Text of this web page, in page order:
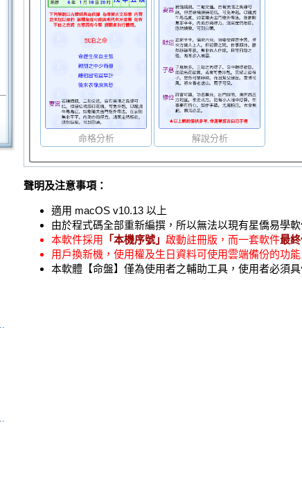
命格分析 解說分析
聲明及注意事項：
適用 macOS v10.13 以上
由於程式碼全部重新編撰，所以無法以現有星僑易學
本軟件採用
「本機序號」 啟動註冊版，而一套軟件最
用戶換新機，使用權及生日資料可使用雲端備份的功能
本軟體【命盤】僅為使用者之輔助工具，使用者必須